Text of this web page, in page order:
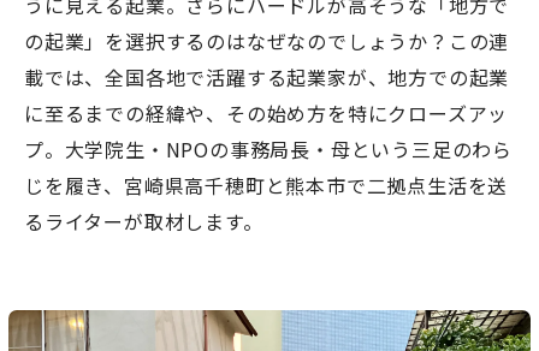
の起業」を選択するのはなぜなのでしょうか？この連
載では、全国各地で活躍する起業家が、地方での起業
に至るまでの経緯や、その始め方を特にクローズアッ
プ。大学院生・NPOの事務局長・母という三足のわら
じを履き、宮崎県高千穂町と熊本市で二拠点生活を送
るライターが取材します。